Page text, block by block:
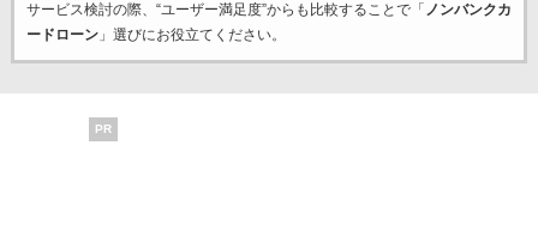
サービス検討の際、“ユーザー満足度”からも比較することで「 ノンバンクカ
ードローン」選びにお役立てください。
PR